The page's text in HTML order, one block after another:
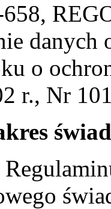
danych
o
r., Nr